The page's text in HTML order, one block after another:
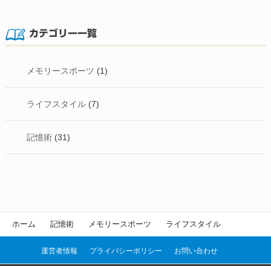
カテゴリー一覧
メモリースポーツ (1)
ライフスタイル (7)
記憶術 (31)
ホーム 記憶術 メモリースポーツ ライフスタイル
運営者情報 プライバシーポリシー お問い合わせ